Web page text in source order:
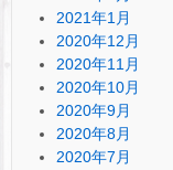
2021年1月
2020年12月
2020年11月
2020年10月
2020年9月
2020年8月
2020年7月